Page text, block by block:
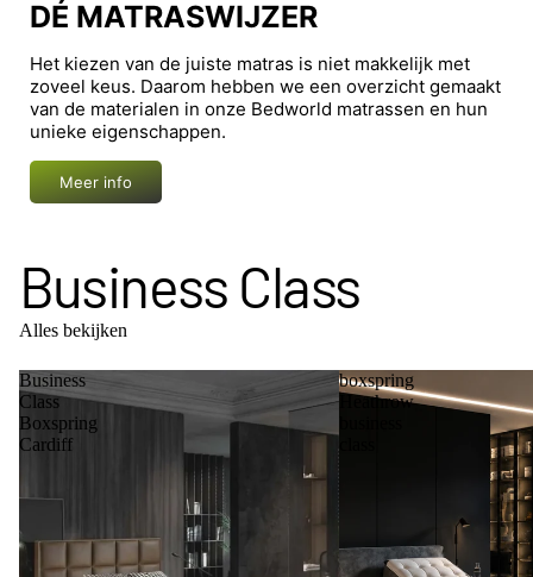
DÉ MATRASWIJZER
Het kiezen van de juiste matras is niet makkelijk met
zoveel keus. Daarom hebben we een overzicht gemaakt
van de materialen in onze Bedworld matrassen en hun
unieke eigenschappen.
Meer info
Business Class
Alles bekijken
Business
Class
Boxspring
Cardiff
boxspring
Heathrow